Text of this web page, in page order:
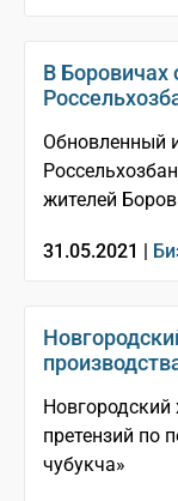
В
Обновленный
жителей
31.05.2021 |
претензий по
чубукча»